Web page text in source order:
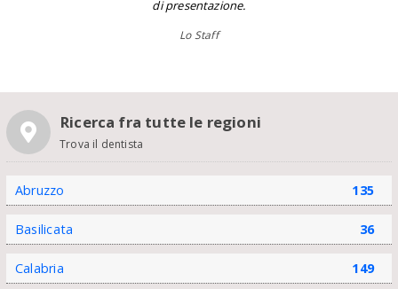
di presentazione.
Lo Staff
Ricerca fra tutte le regioni
Trova il dentista
Abruzzo 135
Basilicata 36
Calabria 149